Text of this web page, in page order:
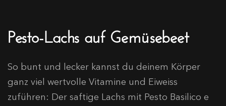
Pesto-Lachs auf Gemüsebeet
So bunt und lecker kannst du deinem Körper
ganz viel wertvolle Vitamine und Eiweiss
zuführen: Der saftige Lachs mit Pesto Basilico e